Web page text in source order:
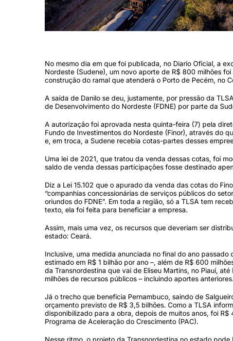
No mesmo dia em que foi publicada, no Diario Oficial, a
Nordeste (Sudene), um novo aporte de R$ 800 milhões
construção do ramal que atenderá o Porto de Pecém, no
A saída de Danilo se deu, justamente, por pressão da
de Desenvolvimento do Nordeste (FDNE) por parte da
A autorização foi aprovada nesta quinta-feira (7) pela
Fundo de Investimentos do Nordeste (Finor), através do
e, em troca, a Sudene recebia cotas-partes desses
Uma lei de 2021, que tratou da venda dessas cotas, foi
saldo de venda dessas participações fosse destinado
Diz a Lei 15.102 que o apurado da venda das cotas do
“companhias concessionárias de serviços públicos do
oriundos do FDNE”. Em toda a região, só a TLSA tem
texto, ela foi feita para beneficiar a empresa.
Assim, mais uma vez, os recursos que deveriam ser
estado: Ceará.
Inclusive, uma medida anunciada no final do ano
estimado em R$ 1 bilhão por ano –, além de R$ 600
da Transnordestina que vai de Eliseu Martins, no Piauí,
milhões de recursos públicos – incluindo aportes anteriores.
Já o trecho que beneficia Pernambuco, saindo de
orçamento previsto de R$ 3,5 bilhões. Como a TLSA
disponibilizado para a obra, depois de muitos anos, foi
Programa de Aceleração do Crescimento (PAC).
Nesse ritmo, o projeto da Transnordestina no estado